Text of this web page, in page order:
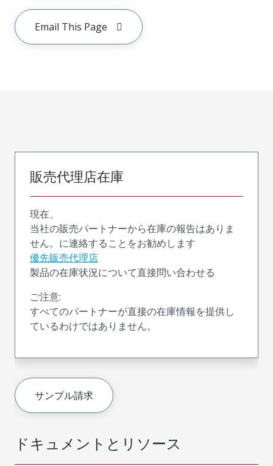
Email This Page
ドキュメントとリソース
販売代理店在庫
現在、
当社の販売パートナーから在庫の報告はありま
せん。に連絡することをお勧めします
優先販売代理店
製品の在庫状況について直接問い合わせる
ご注意:
すべてのパートナーが直接の在庫情報を提供し
ているわけではありません。
サンプル請求